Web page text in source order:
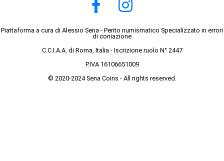
Piattaforma a cura di Alessio Sena - Perito numismatico Specializzato in errori
di coniazione
C.C.I.A.A. di Roma, Italia - Iscrizione ruolo N° 2447
P.IVA 16106651009
© 2020-2024 Sena Coins - All rights reserved.